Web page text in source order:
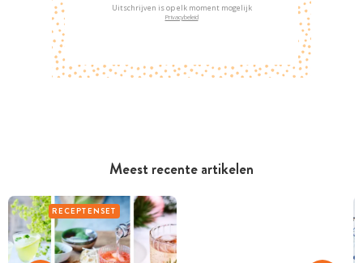
Meest recente artikelen
RECEPTENSET
Uitschrijven is op elk moment mogelijk
Privacybeleid